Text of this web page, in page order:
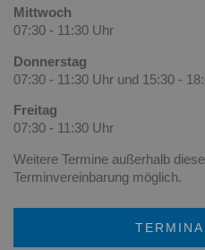
Mittwoch
07:30 - 11:30 Uhr
Donnerstag
07:30 - 11:30 Uhr und 15:30 -
Freitag
07:30 - 11:30 Uhr
Weitere Termine außerhalb
Terminvereinbarung möglich.